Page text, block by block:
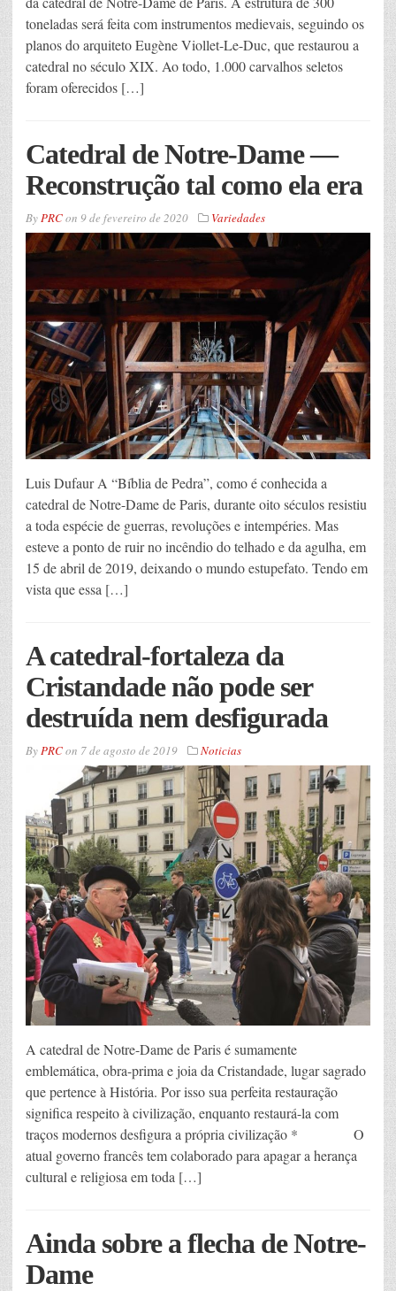
toneladas será feita com instrumentos medievais, seguindo os
planos do arquiteto Eugène Viollet-Le-Duc, que restaurou a
catedral no século XIX. Ao todo, 1.000 carvalhos seletos
foram oferecidos […]
Catedral de Notre-Dame —
Reconstrução tal como ela era
By PRCon 9 de fevereiro de 2020 Variedades
Luis Dufaur A “Bíblia de Pedra”, como é conhecida a
catedral de Notre-Dame de Paris, durante oito séculos resistiu
a toda espécie de guerras, revoluções e intempéries. Mas
esteve a ponto de ruir no incêndio do telhado e da agulha, em
15 de abril de 2019, deixando o mundo estupefato. Tendo em
vista que essa […]
A catedral-fortaleza da
Cristandade não pode ser
destruída nem desfigurada
ByPRCon 7 de agosto de 2019 Noticias
A catedral de Notre-Dame de Paris é sumamente
emblemática, obra-prima e joia da Cristandade, lugar sagrado
que pertence à História. Por isso sua perfeita restauração
significa respeito à civilização, enquanto restaurá-la com
traços modernos desfigura a própria civilização * O
atual governo francês tem colaborado para apagar a herança
cultural e religiosa em toda […]
Ainda sobre a flecha de Notre-
Dame